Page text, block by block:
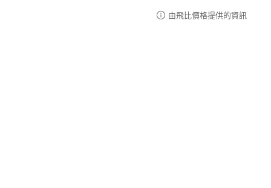
由飛比價格提供的資訊